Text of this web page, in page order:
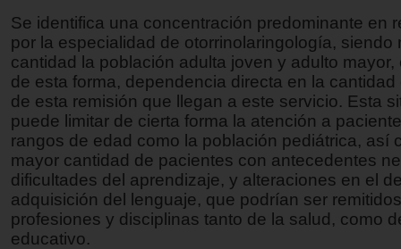
Se identifica una concentración predominante en
por la especialidad de otorrinolaringología, siendo
cantidad la población adulta joven y adulto
de esta forma, dependencia directa en la
de esta remisión que llegan a este servicio. Esta
puede limitar de cierta forma la atención a
rangos de edad como la población pediátrica, así
mayor cantidad de pacientes con antecedentes
dificultades del aprendizaje, y alteraciones en el
adquisición del lenguaje, que podrían ser
profesiones y disciplinas tanto de la salud, como
educativo.